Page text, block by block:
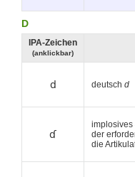
D
IPA-Zeichen
(anklickbar)
d deutsch d
ɗ
implosives
der
die